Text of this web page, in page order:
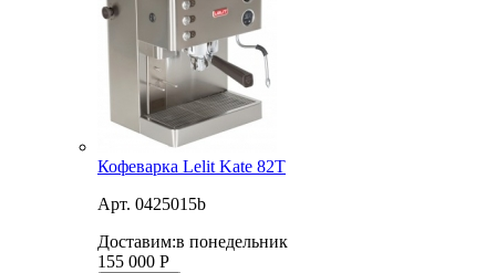
Кофеварка Lelit Kate 82T
Арт. 0425015b
Доставим:в понедельник
155 000 Р